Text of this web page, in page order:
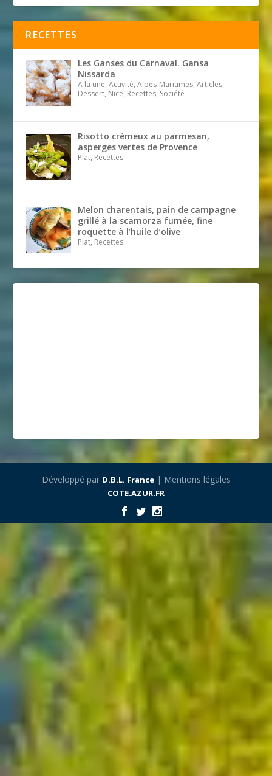
RECETTES
Les Ganses du Carnaval. Gansa
Nissarda
A la une, Activité, Alpes-Maritimes, Articles,
Dessert, Nice, Recettes, Société
Risotto crémeux au parmesan,
asperges vertes de Provence
Plat, Recettes
Melon charentais, pain de campagne
grillé à la scamorza fumée, fine
roquette à l’huile d’olive
Plat, Recettes
Développé par D.B.L. France| Mentions légales
COTE.AZUR.FR